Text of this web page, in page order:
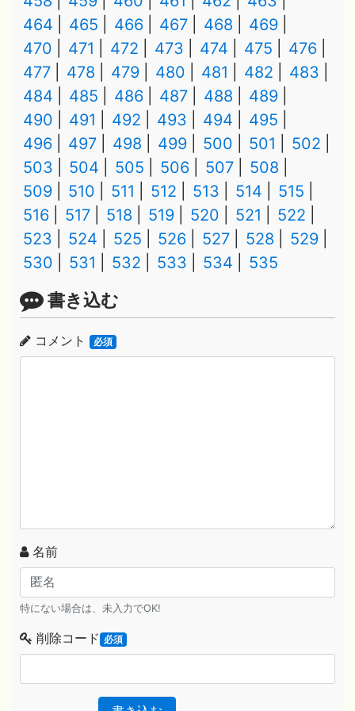
464
465 466 467 468
469
470
471 472 473 474 475
476
477
478 479 480 481 482
483
484
485 486 487 488
489
490
491 492 493 494
495
496
497 498 499 500 501
502
503
504 505 506 507
508
509
510 511 512 513 514
515
516
517 518 519 520 521
522
523
524 525 526 527 528
529
530
531 532 533 534 535
書き込む
コメント 必須
名前
特にない場合は、未入力でOK!
削除コード 必須